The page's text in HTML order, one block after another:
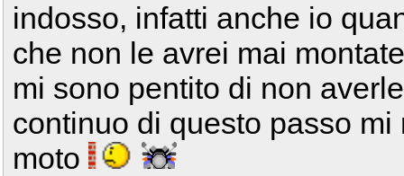
indosso, infatti anche io
che non le avrei mai
mi sono pentito di non
continuo di questo passo
moto